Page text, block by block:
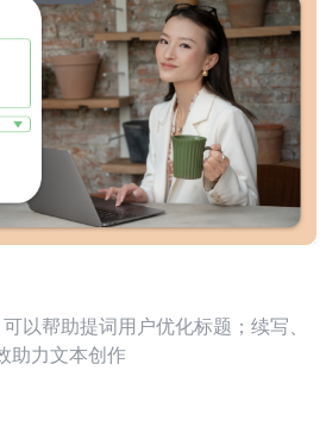
以帮助提词用户优化标题；续写、
助力文本创作